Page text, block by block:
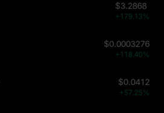
$3.2868
+179.13%
$0.0003276
+118.40%
$0.0412
+57.25%